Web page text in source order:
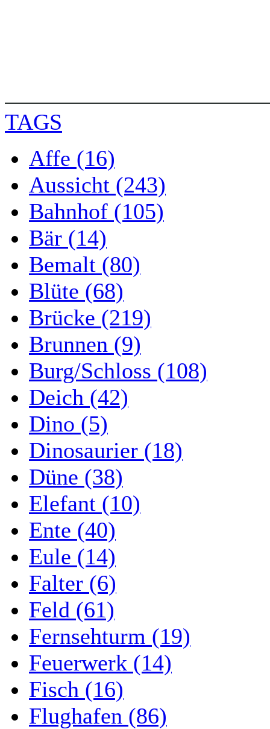
TAGS
Affe (16)
Aussicht (243)
Bahnhof (105)
Bär (14)
Bemalt (80)
Blüte (68)
Brücke (219)
Brunnen (9)
Burg/Schloss (108)
Deich (42)
Dino (5)
Dinosaurier (18)
Düne (38)
Elefant (10)
Ente (40)
Eule (14)
Falter (6)
Feld (61)
Fernsehturm (19)
Feuerwerk (14)
Fisch (16)
Flughafen (86)